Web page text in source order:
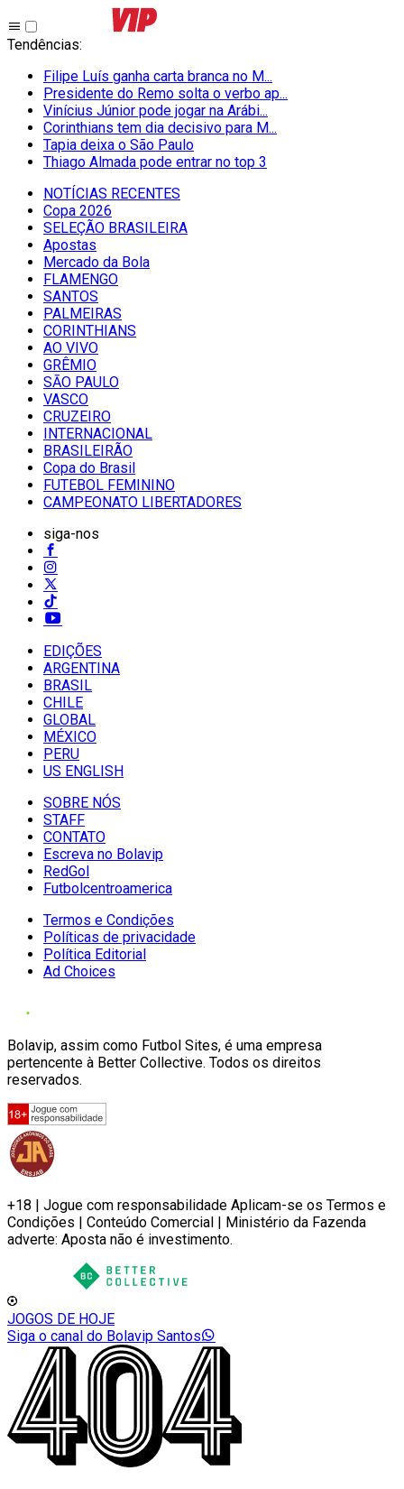
Tendências:
Filipe Luís ganha carta branca no M...
Presidente do Remo solta o verbo ap...
Vinícius Júnior pode jogar na Arábi...
Corinthians tem dia decisivo para M...
Tapia deixa o São Paulo
Thiago Almada pode entrar no top 3
NOTÍCIAS RECENTES
Copa 2026
SELEÇÃO BRASILEIRA
Apostas
Mercado da Bola
FLAMENGO
SANTOS
PALMEIRAS
CORINTHIANS
AO VIVO
GRÊMIO
SĀO PAULO
VASCO
CRUZEIRO
INTERNACIONAL
BRASILEIRÃO
Copa do Brasil
FUTEBOL FEMININO
CAMPEONATO LIBERTADORES
siga-nos
EDIÇÕES
ARGENTINA
BRASIL
CHILE
GLOBAL
MÉXICO
PERU
US ENGLISH
SOBRE NÓS
STAFF
CONTATO
Escreva no Bolavip
RedGol
Futbolcentroamerica
Termos e Condições
Políticas de privacidade
Política Editorial
Ad Choices
Bolavip, assim como Futbol Sites, é uma empresa
pertencente à Better Collective. Todos os direitos
reservados.
+18 | Jogue com responsabilidade Aplicam-se os Termos e
Condições | Conteúdo Comercial | Ministério da Fazenda
adverte: Aposta não é investimento.
JOGOS DE HOJE
Siga o canal do Bolavip Santos